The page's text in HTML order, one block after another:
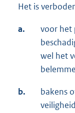
Het is
a.
voor het
wel het
b.
bakens